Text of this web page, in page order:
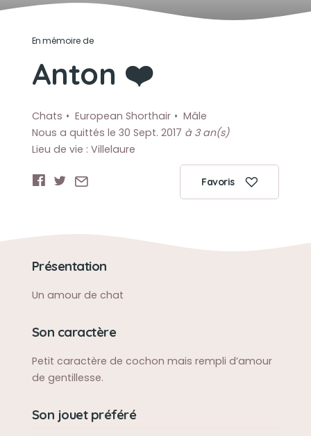
En mémoire de
Anton ❤️
Chats European Shorthair
Mâle
Nous a quittés le 30 Sept. 2017 à 3 an(s)
Lieu de vie : Villelaure
Favoris
Présentation
Un amour de chat
Son caractère
Petit caractère de cochon mais rempli d’amour
de gentillesse.
Son jouet préféré